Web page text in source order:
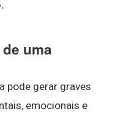
uma
pode gerar graves
emocionais e